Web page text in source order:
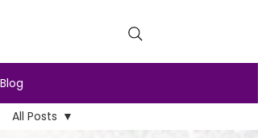
Blog
All Posts